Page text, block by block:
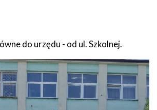
do urzędu - od ul. Szkolnej.